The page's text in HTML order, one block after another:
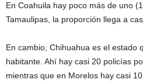
En Coahuila hay poco más de uno
Tamaulipas, la proporción llega a
En cambio, Chihuahua es el estado
habitante. Ahí hay casi 20 policías
mientras que en Morelos hay casi